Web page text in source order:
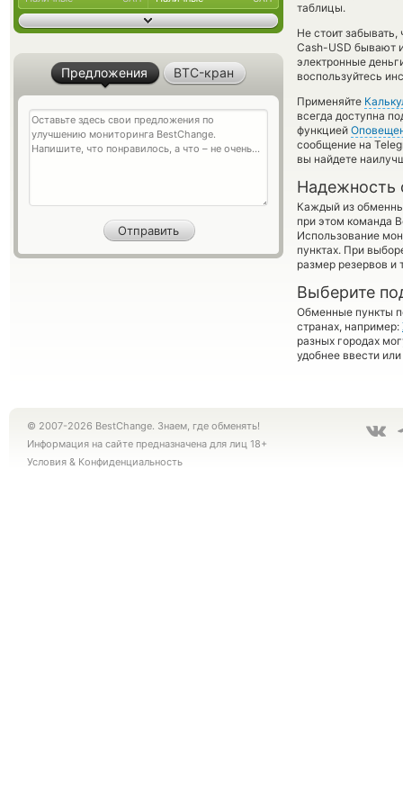
таблицы.
Не стоит
Cash-USD бывают
электронные
воспользуйтесь
Применяйте
всегда доступна
функцией
сообщение на
вы найдете
Надежность
Каждый из
при этом команда
Использование
пунктах. При
размер резервов и
Выберите
Обменные пункты
странах, например:
разных городах
удобнее ввести
Предложения BTC-кран
© 2007-2026 BestChange. Знаем, где обменять!
Информация на сайте предназначена для лиц 18+
Условия & Конфиденциальность